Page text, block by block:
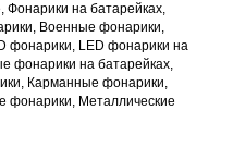
Фонарики на батарейках,
Военные фонарики,
фонарики, LED фонарики на
фонарики на батарейках,
Карманные фонарики,
Металлические